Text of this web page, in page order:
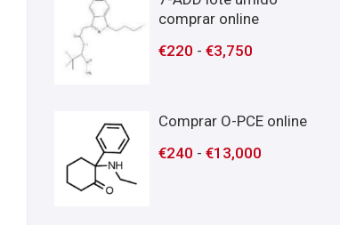
comprar online
€220 -€3,750
Comprar O-PCE online
€240 -€13,000